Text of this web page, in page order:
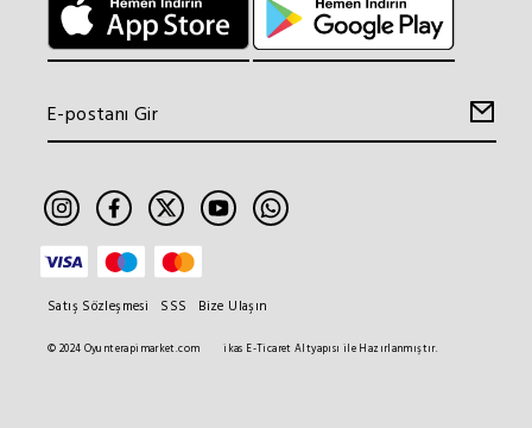
© 2024 Oyunterapimarket.com ikas E-Ticaret Altyapısı ile Hazırlanmıştır.
Satış Sözleşmesi SSS Bize Ulaşın